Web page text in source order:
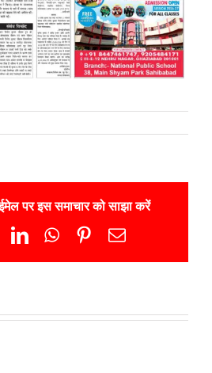
पर इस समाचार को साझा करें
LinkedInWhatsApp
Pinterest
Email